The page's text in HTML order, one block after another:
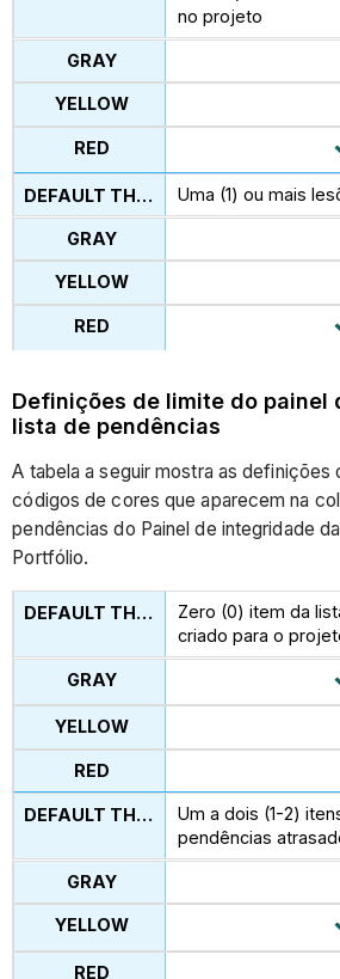
no projeto
Uma (1) ou mais
Definições de limite do painel
lista de pendências
A tabela a seguir mostra as definições
códigos de cores que aparecem na
pendências do Painel de integridade
Portfólio.
Zero (0) item da
criado para o
Um a dois (1-2)
pendências